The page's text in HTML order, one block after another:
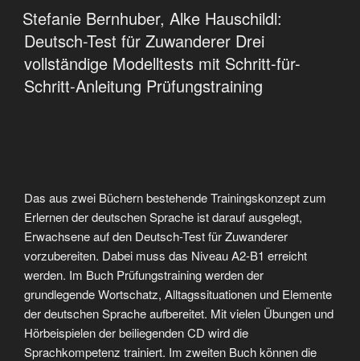
VERÖFFENTLICHT
AM
Stefanie Bernhuber, Alke Hauschildl:
Deutsch-Test für Zuwanderer Drei
vollständige Modelltests mit Schritt-für-
Schritt-Anleitung Prüfungstraining
Das aus zwei Büchern bestehende Trainingskonzept zum
Erlernen der deutschen Sprache ist darauf ausgelegt,
Erwachsene auf den Deutsch-Test für Zuwanderer
vorzubereiten. Dabei muss das Niveau A2-B1 erreicht
werden. Im Buch Prüfungstraining werden der
grundlegende Wortschatz, Alltagssituationen und Elemente
der deutschen Sprache aufbereitet. Mit vielen Übungen und
Hörbeispielen der beiliegenden CD wird die
Sprachkompetenz trainiert. Im zweiten Buch können die